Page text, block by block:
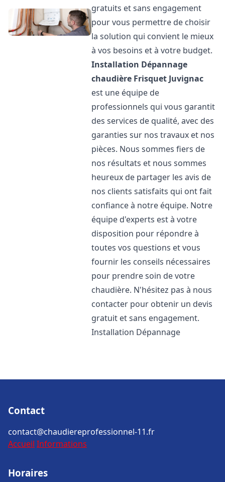
gratuits et sans engagement
pour vous permettre de choisir
la solution qui convient le mieux
à vos besoins et à votre budget.
Installation Dépannage
chaudière Frisquet Juvignac
est une équipe de
professionnels qui vous garantit
des services de qualité, avec des
garanties sur nos travaux et nos
pièces. Nous sommes fiers de
nos résultats et nous sommes
heureux de partager les avis de
nos clients satisfaits qui ont fait
confiance à notre équipe. Notre
équipe d'experts est à votre
disposition pour répondre à
toutes vos questions et vous
fournir les conseils nécessaires
pour prendre soin de votre
chaudière. N'hésitez pas à nous
contacter pour obtenir un devis
gratuit et sans engagement.
Installation Dépannage
Contact
contact@chaudiereprofessionnel-11.fr
Accueil Informations
Horaires